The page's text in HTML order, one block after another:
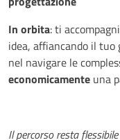
In orbita: ti
idea, affiancando il
nel navigare le
economicamente una
Il percorso resta